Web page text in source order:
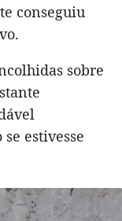
conseguiu
sobre
estivesse